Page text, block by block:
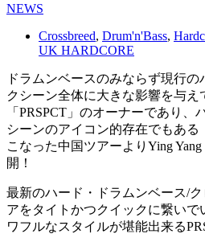
NEWS
Crossbreed, Drum'n'Bass,
UK HARDCORE
ドラムンベースのみならず現行
クシーン全体に大きな影響を与え
「PRSPCT」のオーナーであり、
シーンのアイコン的存在でもある
こなった中国ツアーよりYing
開！
最新のハード・ドラムンベース/
アをタイトかつクイックに繋いで
ワフルなスタイルが堪能出来る